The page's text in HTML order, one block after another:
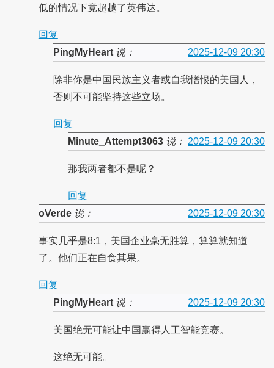
低的情况下竟超越了英伟达。
回复
PingMyHeart说： 2025-12-09 20:30
除非你是中国民族主义者或自我憎恨的美国人，
否则不可能坚持这些立场。
回复
Minute_Attempt3063说： 2025-12-09 20:30
那我两者都不是呢？
回复
oVerde说： 2025-12-09 20:30
事实几乎是8:1，美国企业毫无胜算，算算就知道
了。他们正在自食其果。
回复
PingMyHeart说： 2025-12-09 20:30
美国绝无可能让中国赢得人工智能竞赛。
这绝无可能。